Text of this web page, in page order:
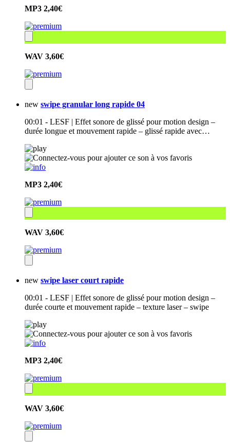
MP3 2,40€
WAV 3,60€
new swipe granular long rapide 04
00:01 - LESF | Effet sonore de glissé pour motion design –
durée longue et mouvement rapide – glissé rapide avec…
MP3 2,40€
WAV 3,60€
new swipe laser court rapide
00:01 - LESF | Effet sonore de glissé pour motion design –
durée courte et mouvement rapide – texture laser – swipe
MP3 2,40€
WAV 3,60€